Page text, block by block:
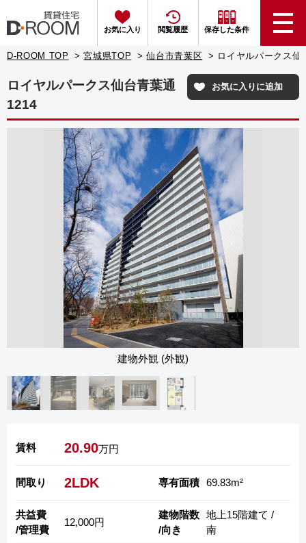
お気に入り 閲覧履歴 保存した条件
D-ROOM TOP 宮城県TOP 仙台市青葉区 ロイヤルパークス仙
ロイヤルパークス仙台青葉通
1214
お気に入りに追加
建物外観 (外観)
賃料 20.90万円
間取り 2LDK
共益費
/管理費
12,000円
専有面積 69.83m²
建物階数
/向き
地上15階建て /
南